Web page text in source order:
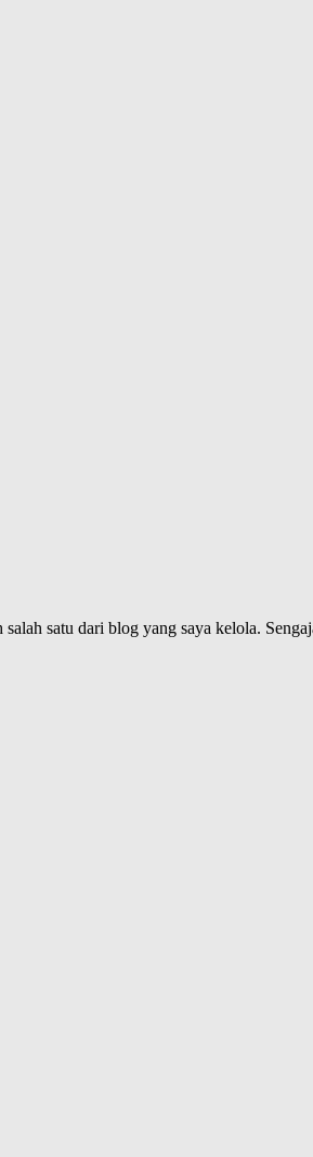
satu dari blog yang saya kelola.